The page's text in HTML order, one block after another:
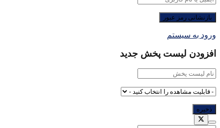
ورود به سیستم
افزودن لیست پخش جدید